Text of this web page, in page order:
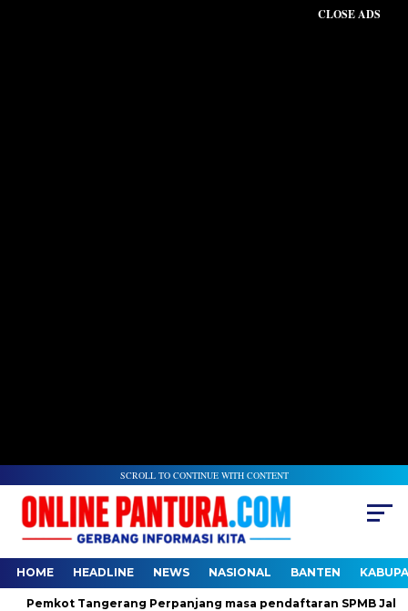
CLOSE ADS
SCROLL TO CONTINUE WITH CONTENT
HOME HEADLINE NEWS NASIONAL BANTEN
Tangerang Perpanjang masa pendaftaran SPMB Jalur